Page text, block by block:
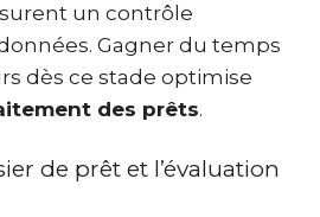
un contrôle
Gagner du temps
dès ce stade optimise
des prêts.
de prêt et l’évaluation